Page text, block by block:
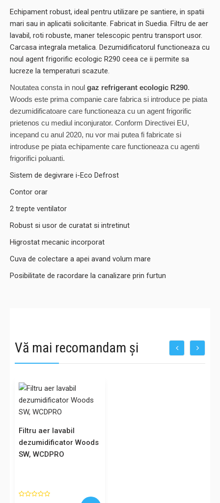
Echipament robust, ideal pentru utilizare pe santiere, in spatii
mari sau in aplicatii solicitante. Fabricat in Suedia. Filtru de aer
lavabil, roti robuste, maner telescopic pentru transport usor.
Carcasa integrala metalica. Dezumidificatorul functioneaza cu
noul agent frigorific ecologic R290 ceea ce ii permite sa
lucreze la temperaturi scazute.
Noutatea consta in noul gaz refrigerant ecologic R290.
Woods este prima companie care fabrica si introduce pe piata
dezumidificatoare care functioneaza cu un agent frigorific
prietenos cu mediul inconjurator. Conform Directivei EU,
incepand cu anul 2020, nu vor mai putea fi fabricate si
introduse pe piata echipamente care functioneaza cu agenti
frigorifici poluanti.
Sistem de degivrare i-Eco Defrost
Contor orar
2 trepte ventilator
Robust si usor de curatat si intretinut
Higrostat mecanic incorporat
Cuva de colectare a apei avand volum mare
Posibilitate de racordare la canalizare prin furtun
Vă mai recomandam și
Filtru aer lavabil
dezumidificator Woods
SW, WCDPRO